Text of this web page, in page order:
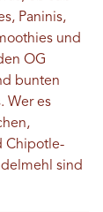
Paninis,
und
OG
bunten
Wer es
Chipotle-
sind